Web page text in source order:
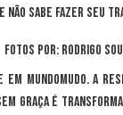
não sabe fazer seu
Fotos por: Rodrigo
MundoMudo. A
graça é